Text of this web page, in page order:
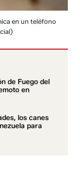
en un teléfono
de Fuego del
en
los canes
para